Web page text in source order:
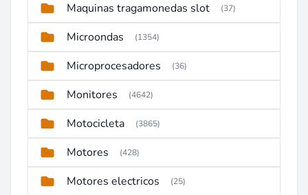
Maquinas tragamonedas slot (37)
Microondas (1354)
Microprocesadores (36)
Monitores (4642)
Motocicleta (3865)
Motores (428)
Motores electricos (25)